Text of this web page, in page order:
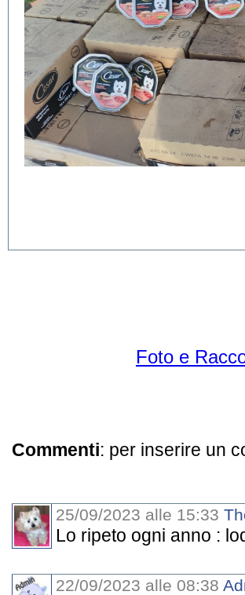
Foto e
Commenti: per inserire un
25/09/2023 alle 15:33
Lo ripeto ogni anno :
22/09/2023 alle 08:38